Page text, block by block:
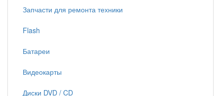
Запчасти для ремонта техники
Flash
Батареи
Видеокарты
Диски DVD / CD